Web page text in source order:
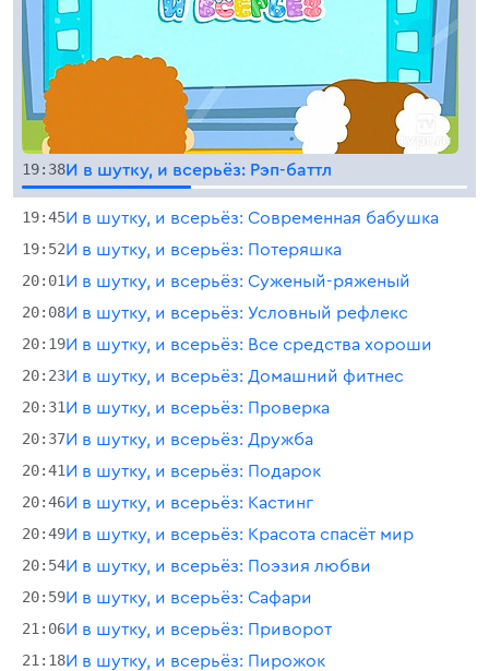
19:38И в шутку, и всерьёз: Рэп-баттл
19:45И в шутку, и всерьёз: Современная бабушка
19:52И в шутку, и всерьёз: Потеряшка
20:01И в шутку, и всерьёз: Суженый-ряженый
20:08И в шутку, и всерьёз: Условный рефлекс
20:19И в шутку, и всерьёз: Все средства хороши
20:23И в шутку, и всерьёз: Домашний фитнес
20:31И в шутку, и всерьёз: Проверка
20:37И в шутку, и всерьёз: Дружба
20:41И в шутку, и всерьёз: Подарок
20:46И в шутку, и всерьёз: Кастинг
20:49И в шутку, и всерьёз: Красота спасёт мир
20:54И в шутку, и всерьёз: Поэзия любви
20:59И в шутку, и всерьёз: Сафари
21:06И в шутку, и всерьёз: Приворот
21:18И в шутку, и всерьёз: Пирожок